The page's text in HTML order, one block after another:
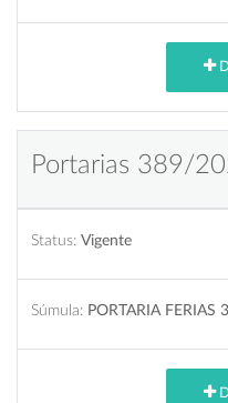
Portarias 389/
Status: Vigente
Súmula: PORTARIA FERIAS